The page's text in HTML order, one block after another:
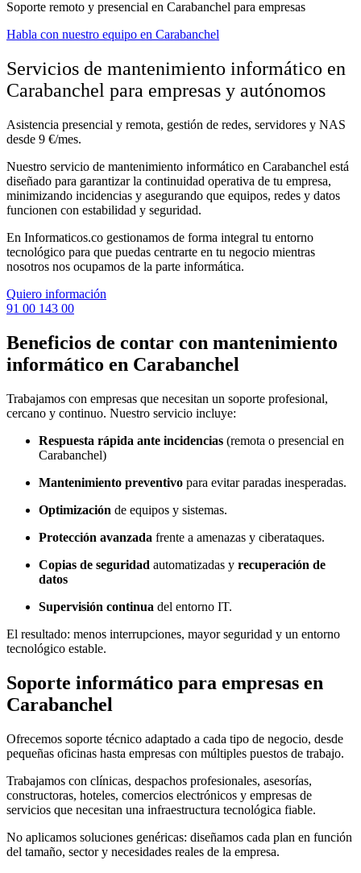
Soporte remoto y presencial en Carabanchel para empresas
Habla con nuestro equipo en Carabanchel
Servicios de mantenimiento informático en
Carabanchel para empresas y autónomos
Asistencia presencial y remota, gestión de redes, servidores y NAS
desde 9 €/mes.
Nuestro servicio de mantenimiento informático en Carabanchel está
diseñado para garantizar la continuidad operativa de tu empresa,
minimizando incidencias y asegurando que equipos, redes y datos
funcionen con estabilidad y seguridad.
En Informaticos.co gestionamos de forma integral tu entorno
tecnológico para que puedas centrarte en tu negocio mientras
nosotros nos ocupamos de la parte informática.
Quiero información
91 00 143 00
Beneficios de contar con mantenimiento
informático en Carabanchel
Trabajamos con empresas que necesitan un soporte profesional,
cercano y continuo. Nuestro servicio incluye:
Respuesta rápida ante incidencias (remota o presencial en
Carabanchel)
Mantenimiento preventivo para evitar paradas inesperadas.
Optimización de equipos y sistemas.
Protección avanzada frente a amenazas y ciberataques.
Copias de seguridad automatizadas y recuperación de
datos
Supervisión continua del entorno IT.
El resultado: menos interrupciones, mayor seguridad y un entorno
tecnológico estable.
Soporte informático para empresas en
Carabanchel
Ofrecemos soporte técnico adaptado a cada tipo de negocio, desde
pequeñas oficinas hasta empresas con múltiples puestos de trabajo.
Trabajamos con clínicas, despachos profesionales, asesorías,
constructoras, hoteles, comercios electrónicos y empresas de
servicios que necesitan una infraestructura tecnológica fiable.
No aplicamos soluciones genéricas: diseñamos cada plan en función
del tamaño, sector y necesidades reales de la empresa.